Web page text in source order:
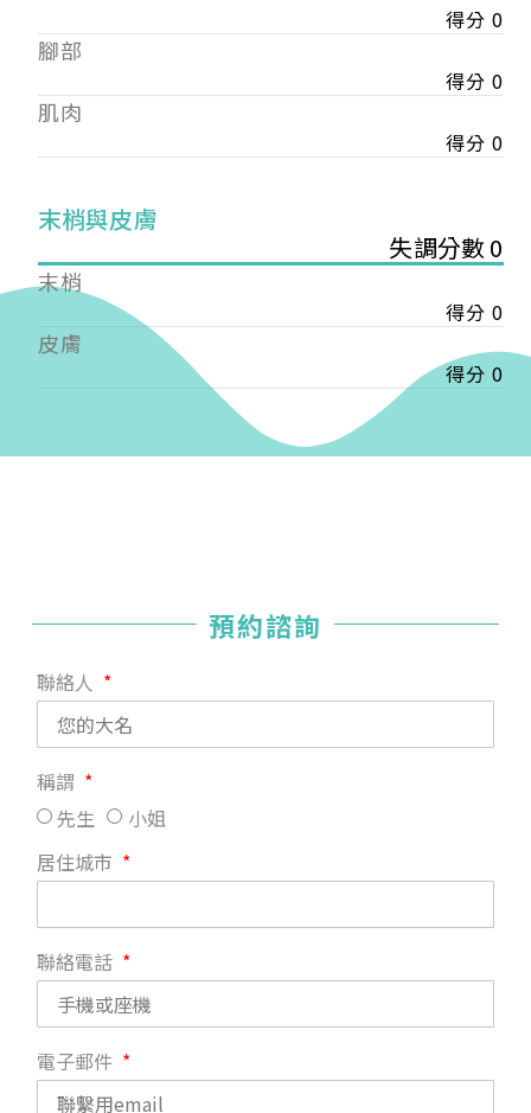
得分 0
腳部
得分 0
肌肉
得分 0
末梢與皮膚
失調分數 0
末梢
得分 0
皮膚
得分 0
預約諮詢
聯絡人
稱謂
先生
小姐
居住城市
聯絡電話
電子郵件
【會費】
入會費新臺幣1200元，於會員入會時繳納；常年會
費1200元，於每年度繳納。
入會費新臺幣3000元，於會員入會時繳納；常年會
費3000元，於每年度繳納。
戶名: 社團法人台灣自律神經健康培訓暨發展協會
帳號: 003-03-501566-2
銀行: (013) 國泰世華 南京東路分行